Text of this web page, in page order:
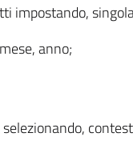
impostando,
anno;